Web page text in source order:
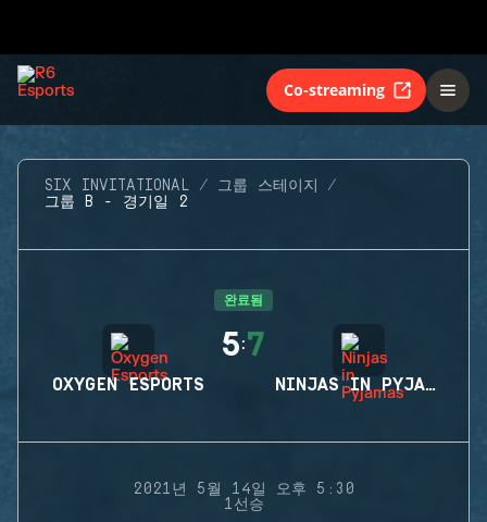
Co-streaming
SIX INVITATIONAL
그룹 스테이지
그룹 B - 경기일 2
완료됨
OXYGEN ESPORTS
5:7
NINJAS IN PYJAMAS
2021년 5월 14일 오후 5:30
1선승